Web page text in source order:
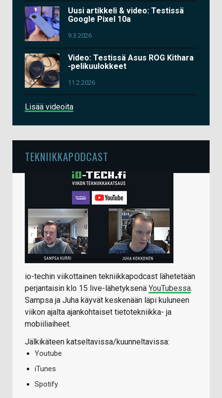
Uusi artikkeli & video: Testissä
Google Pixel 10a
9.3.2026
Video: Testissä Asus ROG Kithara
-pelikuulokkeet
11.2.2026
Lisää videoita
TEKNIIKKAPODCAST
io-techin viikottainen tekniikkapodcast lähetetään
perjantaisin klo 15 live-lähetyksenä YouTubessa.
Sampsa ja Juha käyvät keskenään läpi kuluneen
viikon ajalta ajankohtaiset tietotekniikka- ja
mobiiliaiheet.
Jälkikäteen katseltavissa/kuunneltavissa:
Youtube
iTunes
Spotify